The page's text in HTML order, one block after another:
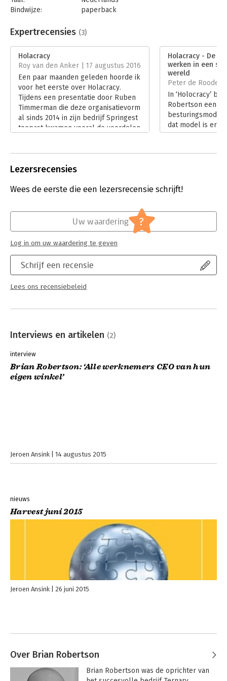
Bindwijze:
paperback
Uitgever:
Business Contact
Verschijningsdatum:
Hoofdrubriek: Verandermanagement
Expertrecensies (3)
Holacracy
Roy van den Anker | 17 augustus 2016
Een paar maanden geleden hoorde ik
voor het eerste over Holacracy.
Tijdens een presentatie door Ruben
Timmerman die deze organisatievorm
al sinds 2014 in zijn bedrijf Springest
toepast kwamen vooral de voordelen
Holacracy - De
werken in een
wereld
Peter de Roode |
In ‘Holocracy’
Robertson een
besturingsmodel
dat model is er
voor managers
De leidende
zijn op macht en
Lezersrecensies
Wees de eerste die een lezersrecensie schrijft!
Schrijf een recensie
Lees ons recensiebeleid
Uw waardering ?
Log in om uw waardering te geven
Interviews en artikelen (2)
interview
Brian Robertson: ‘Alle werknemers CEO van hun
eigen winkel’
Jeroen Ansink 14 augustus 2015
nieuws
Harvest juni 2015
Jeroen Ansink 26 juni 2015
Over Brian Robertson
Brian Robertson was de oprichter van